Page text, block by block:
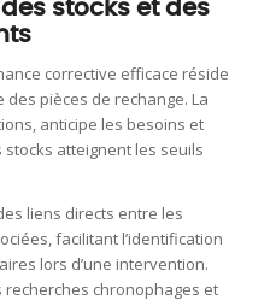
stocks et des
corrective efficace réside
pièces de rechange. La
anticipe les besoins et
atteignent les seuils
liens directs entre les
facilitant l’identification
lors d’une intervention.
chronophages et